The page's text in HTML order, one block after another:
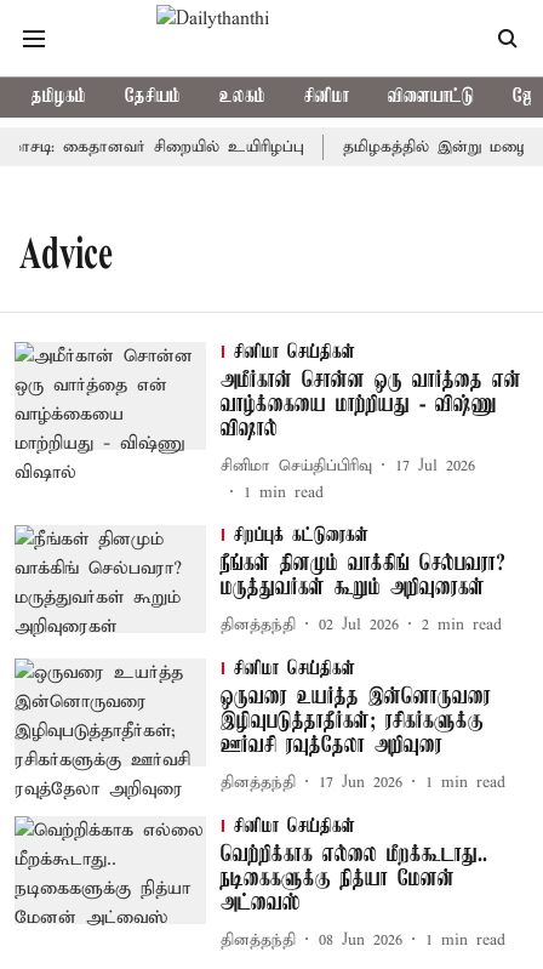
தமிழகம் தேசியம் உலகம் சினிமா விளையாட்டு
கைதானவர் சிறையில் உயிரிழப்பு தமிழகத்தில் இன்று
Advice
சினிமா செய்திகள்
அமீர்கான் சொன்ன ஒரு வார்த்தை என்
வாழ்க்கையை மாற்றியது - விஷ்ணு
விஷால்
சினிமா செய்திப்பிரிவு
17 Jul 2026
1 min read
சிறப்புக் கட்டுரைகள்
நீங்கள் தினமும் வாக்கிங் செல்பவரா?
மருத்துவர்கள் கூறும் அறிவுரைகள்
தினத்தந்தி 02 Jul 2026 2 min read
சினிமா செய்திகள்
ஒருவரை உயர்த்த இன்னொருவரை
இழிவுபடுத்தாதீர்கள்; ரசிகர்களுக்கு
ஊர்வசி ரவுத்தேலா அறிவுரை
தினத்தந்தி 17 Jun 2026 1 min read
சினிமா செய்திகள்
வெற்றிக்காக எல்லை மீறக்கூடாது..
நடிகைகளுக்கு நித்யா மேனன்
அட்வைஸ்
தினத்தந்தி 08 Jun 2026 1 min read